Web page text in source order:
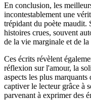
En conclusion, les
incontestablement une
trépidant du poète maudit.
histoires crues, souvent
de la vie marginale et de
Ces écrits révèlent
réflexion sur l'amour, la
aspects les plus
captiver le lecteur grâce à
parvenant à exprimer des